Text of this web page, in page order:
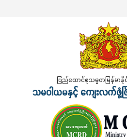
ပြည်ထောင်စုသမ္မတမြန်မာ
သမဝါယမနှင့် ကျေးလက်ဖွံ့ဖြို